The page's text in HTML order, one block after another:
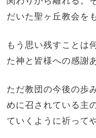
だいた聖ヶ丘教会を
もう思い残すことは
た神と皆様への感謝
ただ教団の今後の歩
めに召されている主
ていくように祈って